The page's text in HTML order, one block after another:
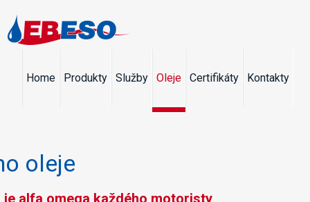
Home Produkty Služby Oleje Certifikáty Kontakty
oleje
alfa omega každého motoristy